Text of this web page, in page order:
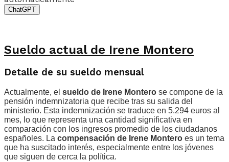
ChatGPT
Sueldo actual de Irene Montero
Detalle de su sueldo mensual
Actualmente, el sueldo de Irene Montero se compone de la
pensión indemnizatoria que recibe tras su salida del
ministerio. Esta indemnización se traduce en 5.294 euros al
mes, lo que representa una cantidad significativa en
comparación con los ingresos promedio de los ciudadanos
españoles. La compensación de Irene Montero es un tema
que ha suscitado interés, especialmente entre los jóvenes
que siguen de cerca la política.